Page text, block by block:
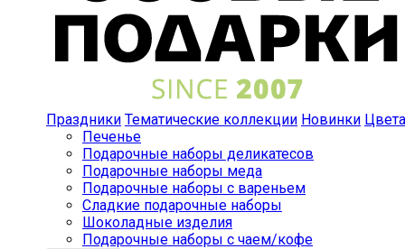
Праздники Тематические коллекции Новинки Цвета
Печенье
Подарочные наборы деликатесов
Подарочные наборы меда
Подарочные наборы с вареньем
Сладкие подарочные наборы
Шоколадные изделия
Подарочные наборы с чаем/кофе